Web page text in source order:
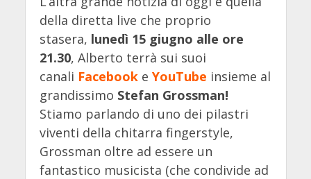
della diretta live che proprio
stasera, lunedì 15 giugno alle ore
21.30, Alberto terrà sui suoi
canali Facebooke YouTube insieme al
grandissimo Stefan Grossman!
Stiamo parlando di uno dei pilastri
viventi della chitarra fingerstyle,
Grossman oltre ad essere un
fantastico musicista (che condivide ad